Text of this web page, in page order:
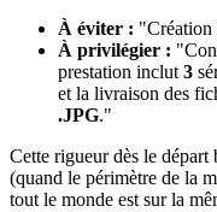
À éviter : "Création
À privilégier :
prestation inclut 3
et la livraison des
.JPG."
Cette rigueur dès le
(quand le périmètre de la
tout le monde est sur la